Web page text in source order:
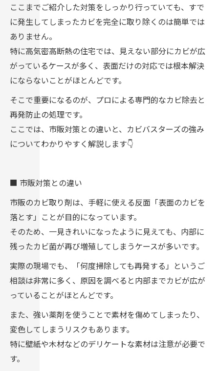
ここまでご紹介した対策をしっかり行っていても、すで
に発生してしまったカビを完全に取り除くのは簡単では
ありません。
特に高気密高断熱の住宅では、見えない部分にカビが広
がっているケースが多く、表面だけの対応では根本解決
にならないことがほとんどです。
そこで重要になるのが、プロによる専門的なカビ除去と
再発防止の処理です。
ここでは、市販対策との違いと、カビバスターズの強み
についてわかりやすく解説します👇
■ 市販対策との違い
市販のカビ取り剤は、手軽に使える反面「表面のカビを
落とす」ことが目的になっています。
そのため、一見きれいになったように見えても、内部に
残ったカビ菌が再び増殖してしまうケースが多いです。
実際の現場でも、「何度掃除しても再発する」というご
相談は非常に多く、原因を調べると内部までカビが広が
っていることがほとんどです。
また、強い薬剤を使うことで素材を傷めてしまったり、
変色してしまうリスクもあります。
特に壁紙や木材などのデリケートな素材は注意が必要で
す。